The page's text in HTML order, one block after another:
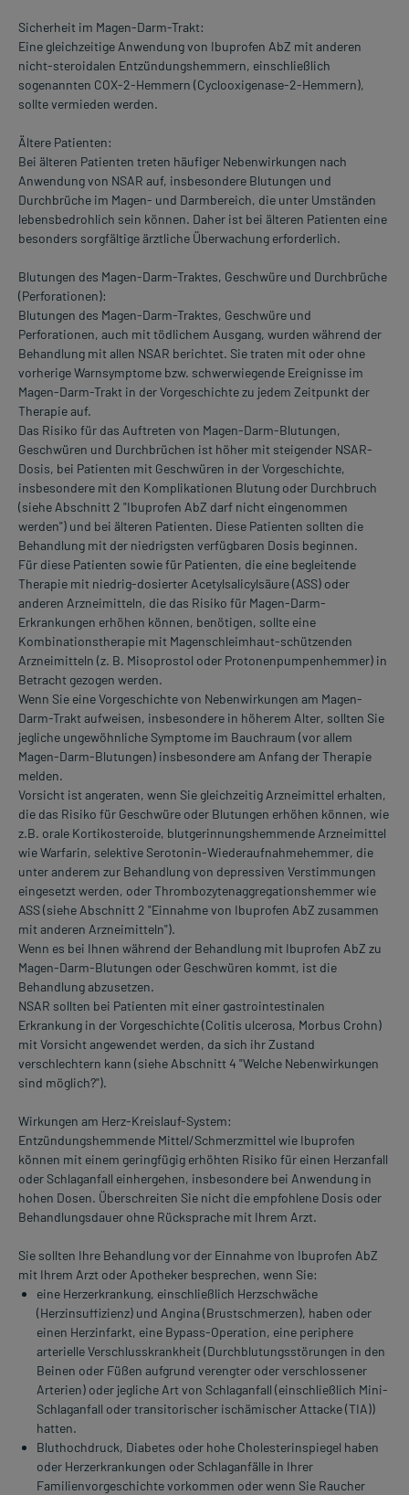
Sicherheit im Magen-Darm-Trakt:
Eine gleichzeitige Anwendung von Ibuprofen AbZ mit anderen
nicht-steroidalen Entzündungshemmern, einschließlich
sogenannten COX-2-Hemmern (Cyclooxigenase-2-Hemmern),
sollte vermieden werden.
Ältere Patienten:
Bei älteren Patienten treten häufiger Nebenwirkungen nach
Anwendung von NSAR auf, insbesondere Blutungen und
Durchbrüche im Magen- und Darmbereich, die unter Umständen
lebensbedrohlich sein können. Daher ist bei älteren Patienten eine
besonders sorgfältige ärztliche Überwachung erforderlich.
Blutungen des Magen-Darm-Traktes, Geschwüre und Durchbrüche
(Perforationen):
Blutungen des Magen-Darm-Traktes, Geschwüre und
Perforationen, auch mit tödlichem Ausgang, wurden während der
Behandlung mit allen NSAR berichtet. Sie traten mit oder ohne
vorherige Warnsymptome bzw. schwerwiegende Ereignisse im
Magen-Darm-Trakt in der Vorgeschichte zu jedem Zeitpunkt der
Therapie auf.
Das Risiko für das Auftreten von Magen-Darm-Blutungen,
Geschwüren und Durchbrüchen ist höher mit steigender NSAR-
Dosis, bei Patienten mit Geschwüren in der Vorgeschichte,
insbesondere mit den Komplikationen Blutung oder Durchbruch
(siehe Abschnitt 2 "Ibuprofen AbZ darf nicht eingenommen
werden") und bei älteren Patienten. Diese Patienten sollten die
Behandlung mit der niedrigsten verfügbaren Dosis beginnen.
Für diese Patienten sowie für Patienten, die eine begleitende
Therapie mit niedrig-dosierter Acetylsalicylsäure (ASS) oder
anderen Arzneimitteln, die das Risiko für Magen-Darm-
Erkrankungen erhöhen können, benötigen, sollte eine
Kombinationstherapie mit Magenschleimhaut-schützenden
Arzneimitteln (z. B. Misoprostol oder Protonenpumpenhemmer) in
Betracht gezogen werden.
Wenn Sie eine Vorgeschichte von Nebenwirkungen am Magen-
Darm-Trakt aufweisen, insbesondere in höherem Alter, sollten Sie
jegliche ungewöhnliche Symptome im Bauchraum (vor allem
Magen-Darm-Blutungen) insbesondere am Anfang der Therapie
melden.
Vorsicht ist angeraten, wenn Sie gleichzeitig Arzneimittel erhalten,
die das Risiko für Geschwüre oder Blutungen erhöhen können, wie
z.B. orale Kortikosteroide, blutgerinnungshemmende Arzneimittel
wie Warfarin, selektive Serotonin-Wiederaufnahmehemmer, die
unter anderem zur Behandlung von depressiven Verstimmungen
eingesetzt werden, oder Thrombozytenaggregationshemmer wie
ASS (siehe Abschnitt 2 "Einnahme von Ibuprofen AbZ zusammen
mit anderen Arzneimitteln").
Wenn es bei Ihnen während der Behandlung mit Ibuprofen AbZ zu
Magen-Darm-Blutungen oder Geschwüren kommt, ist die
Behandlung abzusetzen.
NSAR sollten bei Patienten mit einer gastrointestinalen
Erkrankung in der Vorgeschichte (Colitis ulcerosa, Morbus Crohn)
mit Vorsicht angewendet werden, da sich ihr Zustand
verschlechtern kann (siehe Abschnitt 4 "Welche Nebenwirkungen
sind möglich?").
Wirkungen am Herz-Kreislauf-System:
Entzündungshemmende Mittel/Schmerzmittel wie Ibuprofen
können mit einem geringfügig erhöhten Risiko für einen Herzanfall
oder Schlaganfall einhergehen, insbesondere bei Anwendung in
hohen Dosen. Überschreiten Sie nicht die empfohlene Dosis oder
Behandlungsdauer ohne Rücksprache mit Ihrem Arzt.
Sie sollten Ihre Behandlung vor der Einnahme von Ibuprofen AbZ
mit Ihrem Arzt oder Apotheker besprechen, wenn Sie:
eine Herzerkrankung, einschließlich Herzschwäche
(Herzinsuffizienz) und Angina (Brustschmerzen), haben oder
einen Herzinfarkt, eine Bypass-Operation, eine periphere
arterielle Verschlusskrankheit (Durchblutungsstörungen in den
Beinen oder Füßen aufgrund verengter oder verschlossener
Arterien) oder jegliche Art von Schlaganfall (einschließlich Mini-
Schlaganfall oder transitorischer ischämischer Attacke (TIA))
hatten.
Bluthochdruck, Diabetes oder hohe Cholesterinspiegel haben
oder Herzerkrankungen oder Schlaganfälle in Ihrer
Familienvorgeschichte vorkommen oder wenn Sie Raucher